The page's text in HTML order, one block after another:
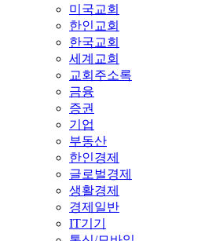
미국교회
한인교회
한국교회
세계교회
교회주소록
금융
증권
기업
부동산
한인경제
글로벌경제
생활경제
경제일반
IT기기